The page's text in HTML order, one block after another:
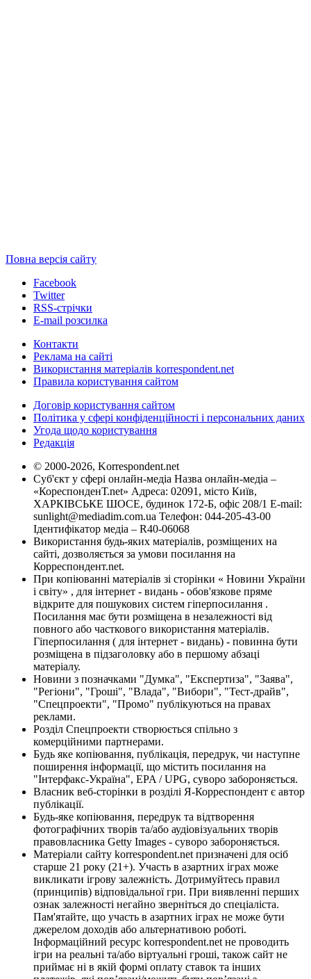
Повна версія сайту
Facebook
Twitter
RSS-стрічки
E-mail розсилка
Контакти
Реклама на сайті
Використання матеріалів korrespondent.net
Правила користування сайтом
Договір користування сайтом
Політика у сфері конфіденційності і персональних даних
Угода щодо користування
Редакція
© 2000-2026, Korrespondent.net
Суб'єкт у сфері онлайн-медіа Назва онлайн-медіа –
«КореспонденТ.net» Адреса: 02091, місто Київ,
ХАРКІВСЬКЕ ШОСЕ, будинок 172-Б, офіс 208/1 E-mail:
sunlight@mediadim.com.ua Телефон: 044-205-43-00
Ідентифікатор медіа – R40-06068
Використання будь-яких матеріалів, розміщених на
сайті, дозволяється за умови посилання на
Корреспондент.net.
При копіюванні матеріалів зі сторінки « Новини України
і світу» , для інтернет - видань - обов'язкове пряме
відкрите для пошукових систем гіперпосилання .
Посилання має бути розміщена в незалежності від
повного або часткового використання матеріалів.
Гіперпосилання ( для інтернет - видань) - повинна бути
розміщена в підзаголовку або в першому абзаці
матеріалу.
Новини з позначками "Думка", "Експертиза", "Заява",
"Регіони", "Гроші", "Влада", "Вибори", "Тест-драйв",
"Спецпроекти", "Промо" публікуються на правах
реклами.
Розділ Спецпроекти створюється спільно з
комерційними партнерами.
Будь яке копіювання, публікація, передрук, чи наступне
поширення інформації, що містить посилання на
"Інтерфакс-Україна", EPA / UPG, суворо забороняється.
Власник веб-сторінки в розділі Я-Корреспондент є автор
публікації.
Будь-яке копіювання, передрук та відтворення
фотографічних творів та/або аудіовізуальних творів
правовласника Getty Images - суворо забороняється.
Матеріали сайту korrespondent.net призначені для осіб
старше 21 року (21+). Участь в азартних іграх може
викликати ігрову залежність. Дотримуйтесь правил
(принципів) відповідальної гри. При виявленні перших
ознак залежності негайно зверніться до спеціаліста.
Пам'ятайте, що участь в азартних іграх не може бути
джерелом доходів або альтернативою роботі.
Інформаційний ресурс korrespondent.net не проводить
ігри на реальні та/або віртуальні гроші, також сайт не
приймає ні в якій формі оплату ставок та інших